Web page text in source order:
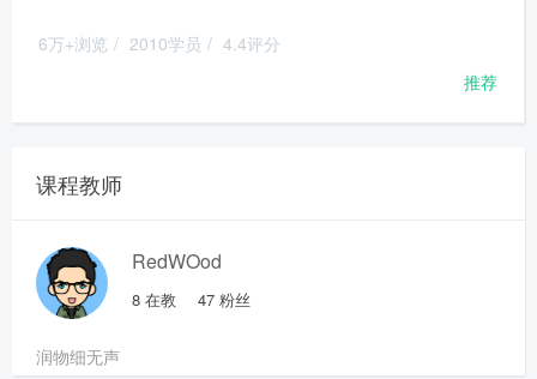
6万+浏览 / 2010学员 / 4.4评分
推荐
课程教师
RedWOod
8 在教 47 粉丝
润物细无声